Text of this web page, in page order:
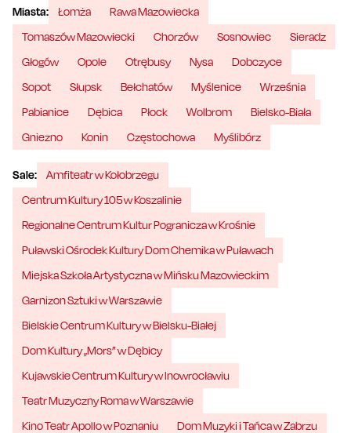
Miasta: Łomża
Rawa Mazowiecka
Tomaszów Mazowiecki
Chorzów Sosnowiec
Sieradz
Głogów
Opole Otrębusy Nysa
Dobczyce
Sopot
Słupsk Bełchatów Myślenice
Września
Pabianice
Dębica Płock Wolbrom
Bielsko-Biała
Gniezno
Konin Częstochowa Myślibórz
Sale:
Amfiteatr w Kołobrzegu
Centrum Kultury 105 w Koszalinie
Regionalne Centrum Kultur Pogranicza w Krośnie
Puławski Ośrodek Kultury Dom Chemika w Puławach
Miejska Szkoła Artystyczna w Mińsku Mazowieckim
Garnizon Sztuki w Warszawie
Bielskie Centrum Kultury w Bielsku-Białej
Dom Kultury „Mors” w Dębicy
Kujawskie Centrum Kultury w Inowrocławiu
Teatr Muzyczny Roma w Warszawie
Kino Teatr Apollo w Poznaniu
Dom Muzyki i Tańca w Zabrzu